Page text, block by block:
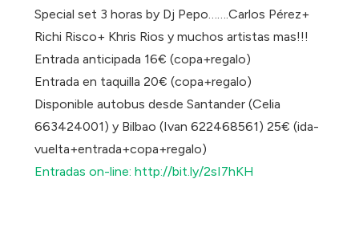
Special set 3 horas by Dj Pepo…….Carlos Pérez+
Richi Risco+ Khris Rios y muchos artistas mas!!!
Entrada anticipada 16€ (copa+regalo)
Entrada en taquilla 20€ (copa+regalo)
Disponible autobus desde Santander (Celia
663424001) y Bilbao (Ivan 622468561) 25€ (ida-
vuelta+entrada+copa+regalo)
Entradas on-line: http://bit.ly/2sI7hKH